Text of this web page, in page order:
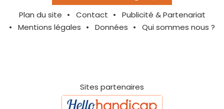
Plan du site Contact
Publicité & Partenariat
Mentions légales
Données Qui sommes nous ?
Sites partenaires